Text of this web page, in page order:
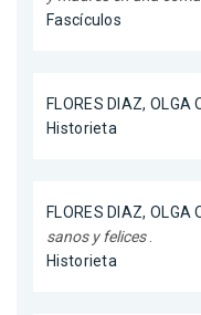
Fascículos
FLORES DIAZ, OLGA
Historieta
FLORES DIAZ, OLGA
sanos y felices.
Historieta